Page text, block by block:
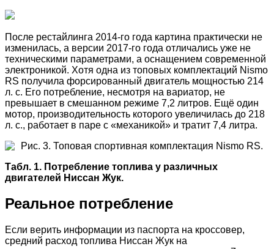
После рестайлинга 2014-го года картина практически не
изменилась, а версии 2017-го года отличались уже не
техническими параметрами, а оснащением современной
электроникой. Хотя одна из топовых комплектаций Nismo
RS получила форсированный двигатель мощностью 214
л. с. Его потребление, несмотря на вариатор, не
превышает в смешанном режиме 7,2 литров. Ещё один
мотор, производительность которого увеличилась до 218
л. с., работает в паре с «механикой» и тратит 7,4 литра.
Рис. 3. Топовая спортивная комплектация Nismo RS.
Табл. 1. Потребление топлива у различных
двигателей Ниссан Жук.
Реальное потребление
Если верить информации из паспорта на кроссовер,
средний расход топлива Ниссан Жук на